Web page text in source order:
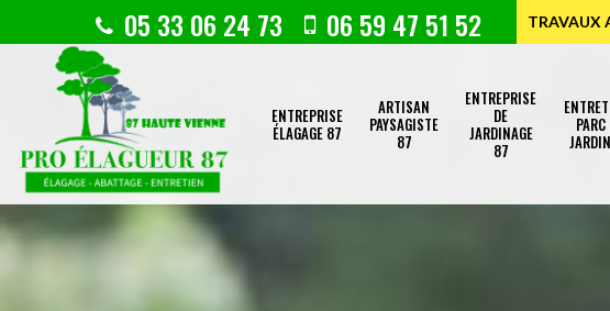
05 33 06 24 73 06 59 47 51 52 TRAVAUX
ENTREPRISE
ÉLAGAGE 87
ARTISAN
PAYSAGISTE
87
ENTREPRISE
DE
JARDINAGE
87
PARC